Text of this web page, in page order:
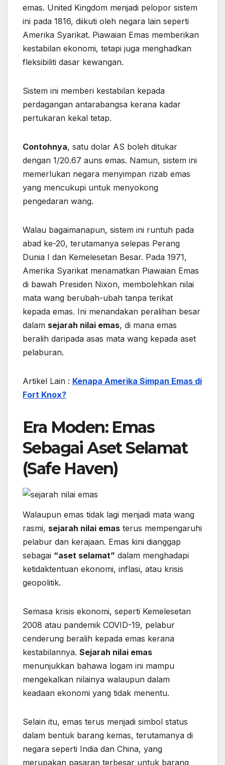
emas. United Kingdom menjadi pelopor sistem
ini pada 1816, diikuti oleh negara lain seperti
Amerika Syarikat. Piawaian Emas memberikan
kestabilan ekonomi, tetapi juga menghadkan
fleksibiliti dasar kewangan.
Sistem ini memberi kestabilan kepada
perdagangan antarabangsa kerana kadar
pertukaran kekal tetap.
Contohnya, satu dolar AS boleh ditukar
dengan 1/20.67 auns emas. Namun, sistem ini
memerlukan negara menyimpan rizab emas
yang mencukupi untuk menyokong
pengedaran wang.
Walau bagaimanapun, sistem ini runtuh pada
abad ke-20, terutamanya selepas Perang
Dunia I dan Kemelesetan Besar. Pada 1971,
Amerika Syarikat menamatkan Piawaian Emas
di bawah Presiden Nixon, membolehkan nilai
mata wang berubah-ubah tanpa terikat
kepada emas. Ini menandakan peralihan besar
dalam sejarah nilai emas, di mana emas
beralih daripada asas mata wang kepada aset
pelaburan.
Artikel Lain : Kenapa Amerika Simpan Emas di
Fort Knox?
Era Moden: Emas
Sebagai Aset Selamat
(Safe Haven)
Walaupun emas tidak lagi menjadi mata wang
rasmi, sejarah nilai emas terus mempengaruhi
pelabur dan kerajaan. Emas kini dianggap
sebagai “aset selamat” dalam menghadapi
ketidaktentuan ekonomi, inflasi, atau krisis
geopolitik.
Semasa krisis ekonomi, seperti Kemelesetan
2008 atau pandemik COVID-19, pelabur
cenderung beralih kepada emas kerana
kestabilannya. Sejarah nilai emas
menunjukkan bahawa logam ini mampu
mengekalkan nilainya walaupun dalam
keadaan ekonomi yang tidak menentu.
Selain itu, emas terus menjadi simbol status
dalam bentuk barang kemas, terutamanya di
negara seperti India dan China, yang
merupakan pasaran terbesar untuk barang